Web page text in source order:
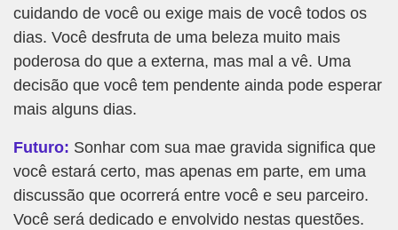
cuidando de você ou exige mais de você todos os
dias. Você desfruta de uma beleza muito mais
poderosa do que a externa, mas mal a vê. Uma
decisão que você tem pendente ainda pode esperar
mais alguns dias.
Futuro: Sonhar com sua mae gravida significa que
você estará certo, mas apenas em parte, em uma
discussão que ocorrerá entre você e seu parceiro.
Você será dedicado e envolvido nestas questões.